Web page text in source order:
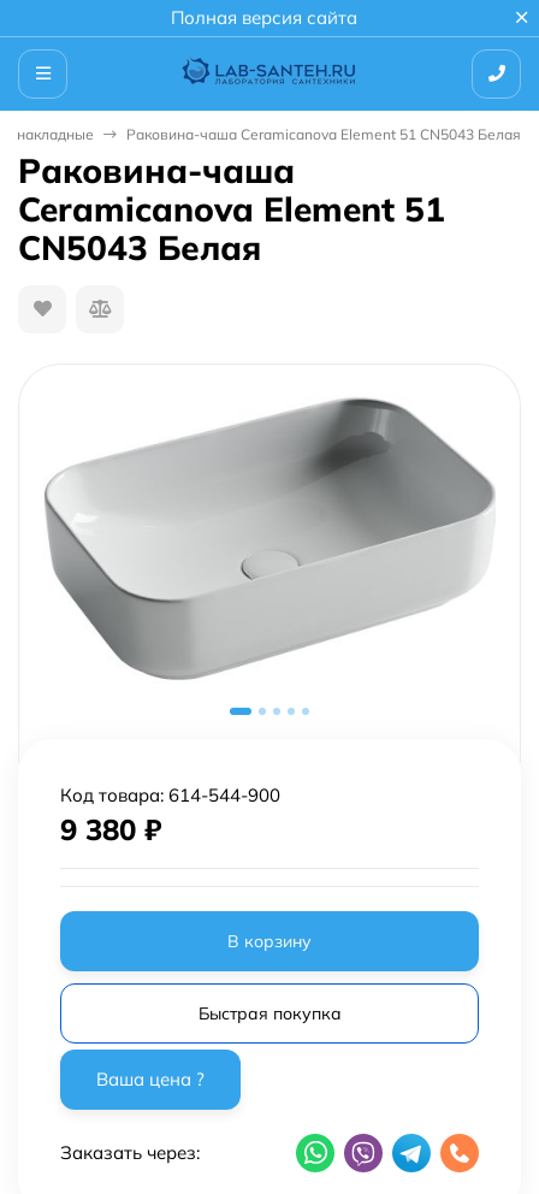
Полная версия сайта
накладные Раковина-чаша Ceramicanova Element 51 CN5043 Белая
Раковина-чаша
Ceramicanova Element 51
CN5043 Белая
Код товара: 614-544-900
9 380 ₽
В корзину
Быстрая покупка
Заказать через: